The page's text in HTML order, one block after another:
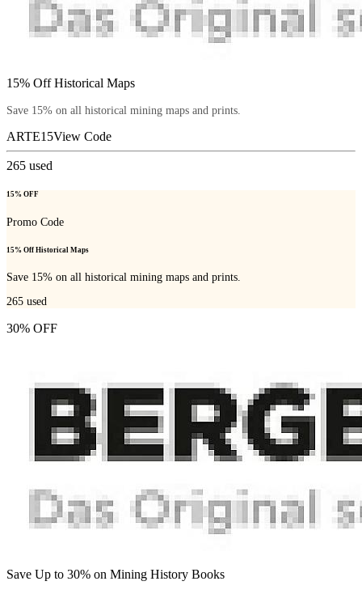
15% Off Historical Maps
Save 15% on all historical mining maps and prints.
ARTE15View Code
265 used
15% OFF
Promo Code
15% Off Historical Maps
Save 15% on all historical mining maps and prints.
265 used
30% OFF
Save Up to 30% on Mining History Books